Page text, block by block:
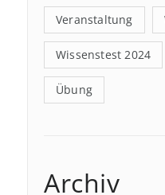
Veranstaltung
Wissenstest 2024
Übung
Archiv